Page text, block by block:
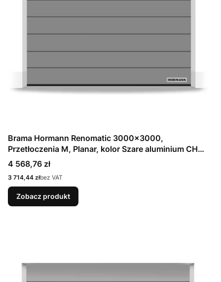
Brama Hormann Renomatic 3000x3000,
Przetłoczenia M, Planar, kolor Szare aluminium CH
9007 Matt deluxe + Prowadzenie N
Cena
4 568,76 zł
Cena
3 714,44 złbez VAT
Zobacz produkt